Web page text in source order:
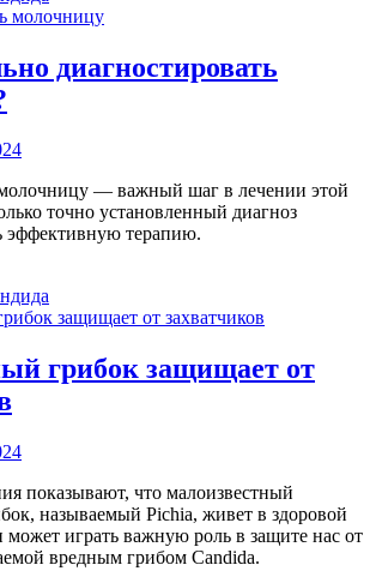
диагностировать
— важный шаг в лечении этой
точно установленный диагноз
эффективную терапию.
грибок защищает от
показывают, что малоизвестный
называемый Pichia, живет в здоровой
может играть важную роль в защите нас от
вредным грибом Candida.